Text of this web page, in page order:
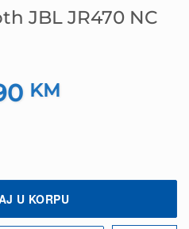
JBL JR470 NC
KM
NC plave količina
U KORPU